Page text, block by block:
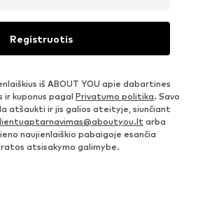
Registruotis
iš ABOUT YOU apie dabartines
ir kuponus pagal Privatumo politika. Savo
atšaukti ir jis galios ateityje, siunčiant
arba
naujienlaiškio pabaigoje esančia
atsisakymo galimybe.